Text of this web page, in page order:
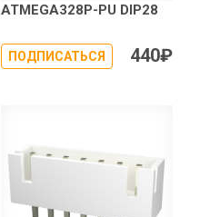
ATMEGA328P-PU DIP28
ПОДПИСАТЬСЯ 440₽